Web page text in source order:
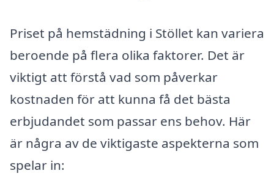
Priset på hemstädning i Stöllet kan variera
beroende på flera olika faktorer. Det är
viktigt att förstå vad som påverkar
kostnaden för att kunna få det bästa
erbjudandet som passar ens behov. Här
är några av de viktigaste aspekterna som
spelar in: